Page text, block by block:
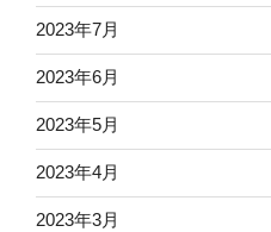
2023年7月
2023年6月
2023年5月
2023年4月
2023年3月